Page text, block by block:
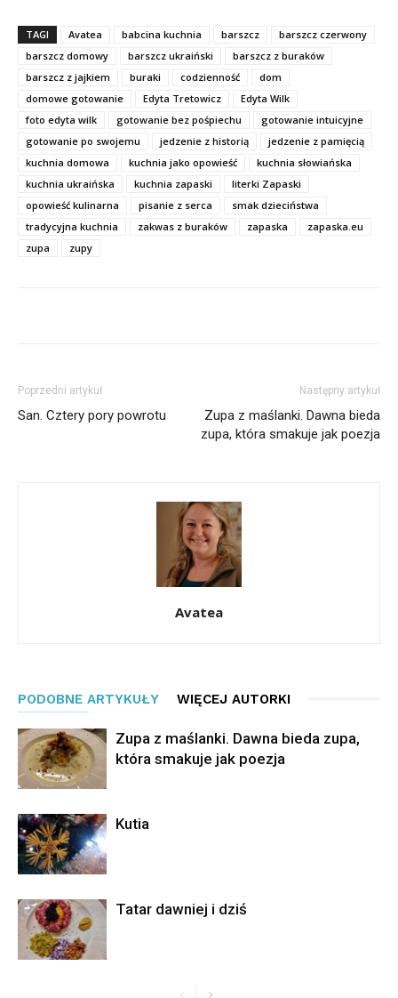
TAGI Avatea babcina kuchnia barszcz
barszcz czerwony
barszcz domowy
barszcz ukraiński
barszcz z buraków
barszcz z jajkiem
buraki codzienność
dom
domowe gotowanie
Edyta Tretowicz
Edyta Wilk
foto edyta wilk
gotowanie bez pośpiechu
gotowanie intuicyjne
gotowanie po swojemu
jedzenie z historią
jedzenie z pamięcią
kuchnia domowa
kuchnia jako opowieść
kuchnia słowiańska
kuchnia ukraińska
kuchnia zapaski
literki Zapaski
opowieść kulinarna
pisanie z serca
smak dzieciństwa
tradycyjna kuchnia
zakwas z buraków zapaska
zapaska.eu
zupa
zupy
Poprzedni artykuł
San. Cztery pory powrotu
Następny artykuł
Zupa z maślanki. Dawna bieda
zupa, która smakuje jak poezja
Avatea
PODOBNE ARTYKUŁY WIĘCEJ AUTORKI
Zupa z maślanki. Dawna bieda zupa,
która smakuje jak poezja
Kutia
Tatar dawniej i dziś